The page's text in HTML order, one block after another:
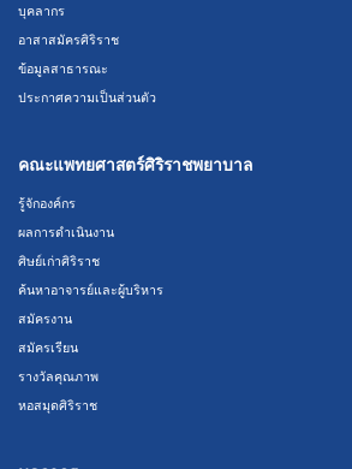
บุคลากร
อาสาสมัครศิริราช
ข้อมูลสาธารณะ
ประกาศความเป็นส่วนตัว
คณะแพทยศาสตร์ศิริราชพยาบาล
รู้จักองค์กร
ผลการดำเนินงาน
ศิษย์เก่าศิริราช
ค้นหาอาจารย์และผู้บริหาร
สมัครงาน
สมัครเรียน
รางวัลคุณภาพ
หอสมุดศิริราช